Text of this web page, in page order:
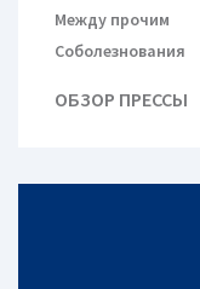
Между прочим
Соболезнования
ОБЗОР ПРЕССЫ